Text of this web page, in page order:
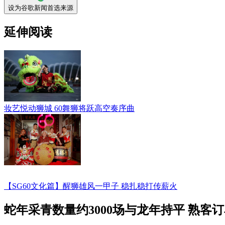
设为谷歌新闻首选来源
延伸阅读
妆艺悦动狮城 60舞狮将跃高空奏序曲
【SG60文化篇】醒狮雄风一甲子 稳扎稳打传薪火
蛇年采青数量约3000场与龙年持平 熟客